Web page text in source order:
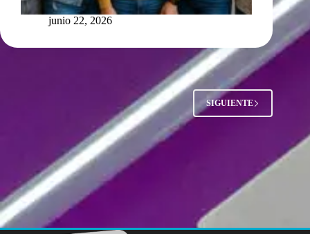
junio 22, 2026
SIGUIENTE